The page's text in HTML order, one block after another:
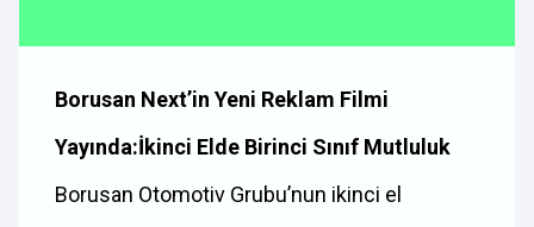
Borusan Next’in Yeni Reklam Filmi
Yayında:İkinci Elde Birinci Sınıf Mutluluk
Borusan Otomotiv Grubu’nun ikinci el